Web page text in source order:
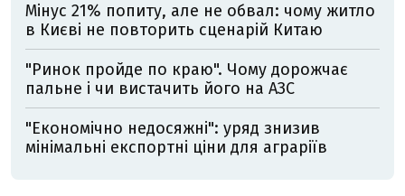
Мінус 21% попиту, але не обвал: чому житло
в Києві не повторить сценарій Китаю
"Ринок пройде по краю". Чому дорожчає
пальне і чи вистачить його на АЗС
"Економічно недосяжні": уряд знизив
мінімальні експортні ціни для аграріїв